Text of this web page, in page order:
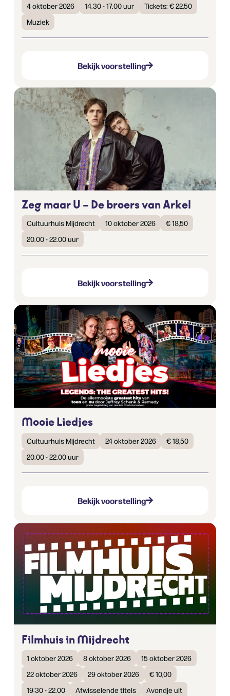
4 oktober 2026 14.30 - 17.00 uur
Tickets: € 22,50
Muziek
Bekijk voorstelling
Zeg maar U – De broers van Arkel
Cultuurhuis Mijdrecht 10 oktober 2026
€ 18,50
20.00 - 22.00 uur
Bekijk voorstelling
Mooie Liedjes
Cultuurhuis Mijdrecht 24 oktober 2026
€ 18,50
20.00 - 22.00 uur
Bekijk voorstelling
Filmhuis in Mijdrecht
1 oktober 2026 8 oktober 2026
15 oktober 2026
22 oktober 2026
29 oktober 2026
€ 10,00
19:30 - 22.00
Afwisselende titels Avondje uit